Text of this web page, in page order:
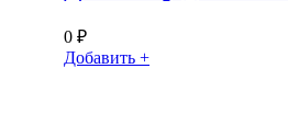
0 ₽
Добавить +